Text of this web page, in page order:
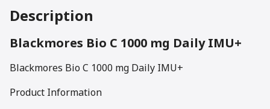
quantity
Description
Blackmores Bio C 1000 mg Daily IMU+
Blackmores Bio C 1000 mg Daily IMU+
Product Information